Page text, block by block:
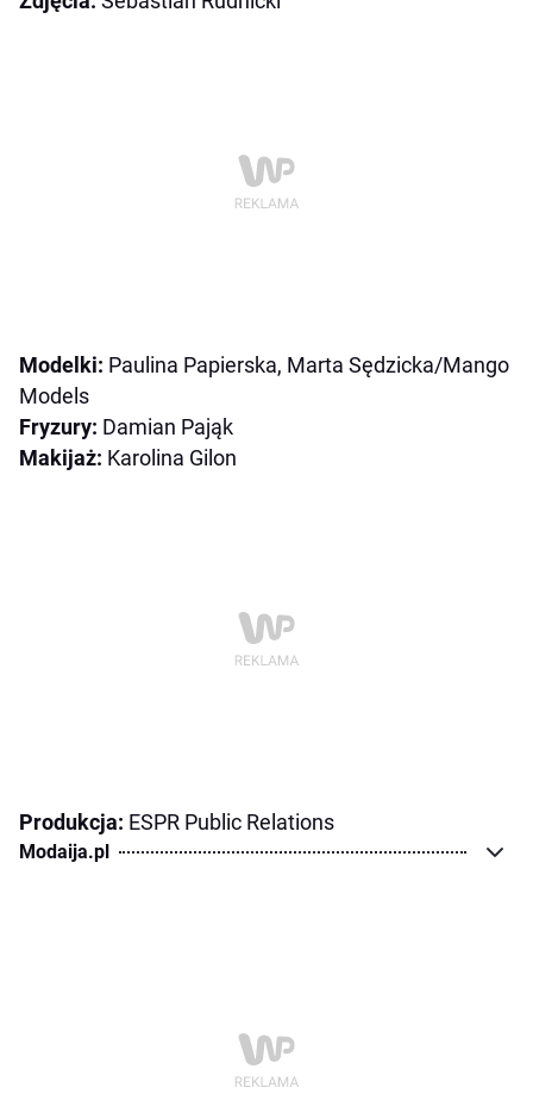
Modelki: Paulina Papierska, Marta Sędzicka/Mango
Models
Fryzury: Damian Pająk
Makijaż: Karolina Gilon
Produkcja: ESPR Public Relations
Modaija.pl